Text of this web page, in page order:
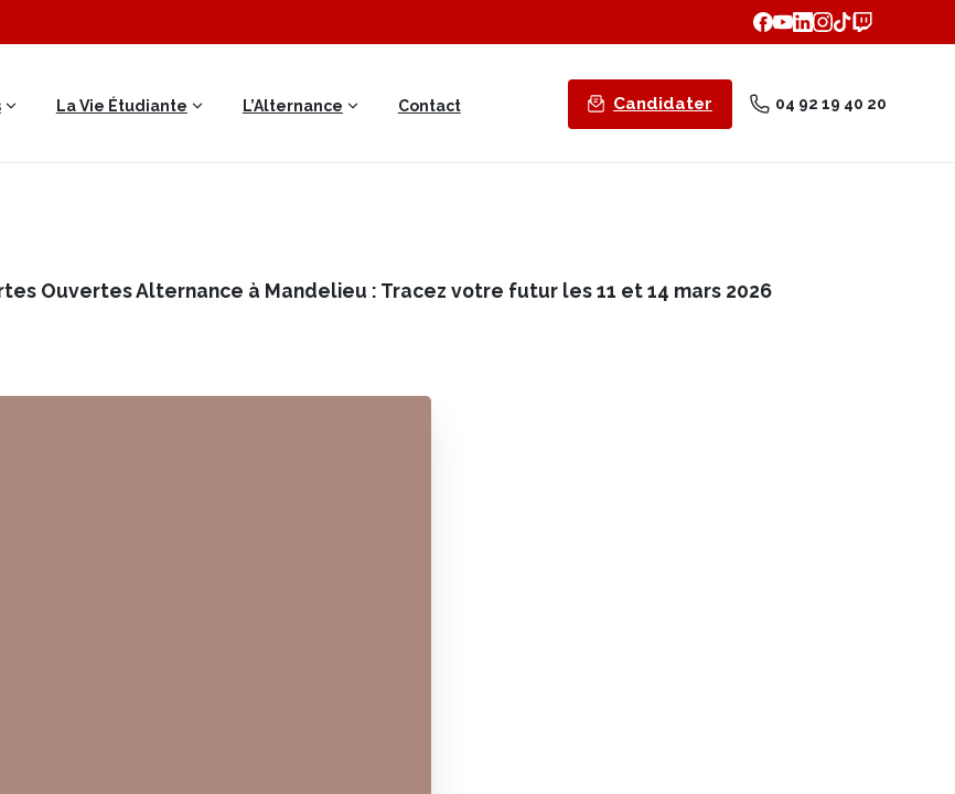
La Vie Étudiante L’Alternance Contact Candidater 04 92 19 40 20
Ouvertes Alternance à Mandelieu : Tracez votre futur les 11 et 14 mars 2026